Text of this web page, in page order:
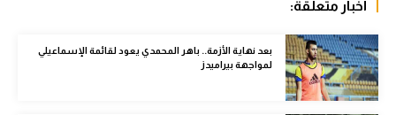
آسيا
أمريكا
أخبار متعلقة:
بعد نهاية الأزمة.. باهر المحمدي يعود لقائمة الإسماعيلي
لمواجهة بيراميدز